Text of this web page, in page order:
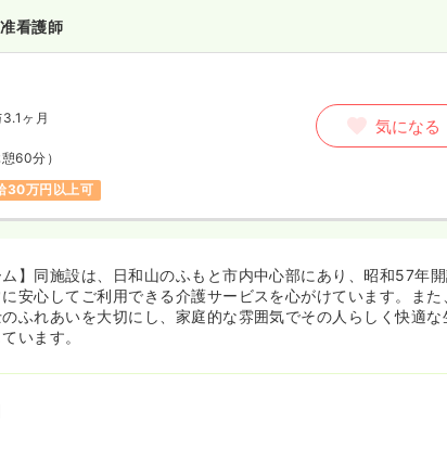
看護師
ヶ月
憩60分）
30万円以上可
気になる
ム】同施設は、日和山のふもと市内中心部にあり、昭和57年
安心してご利用できる介護サービスを心がけています。また
ふれあいを大切にし、家庭的な雰囲気でその人らしく快適な
います。